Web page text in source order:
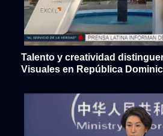
Talento y creatividad
Visuales en República